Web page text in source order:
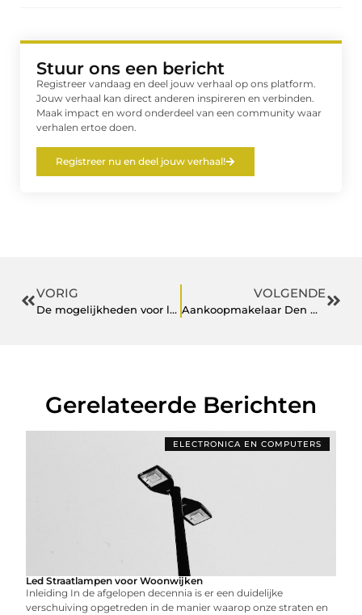
Stuur ons een bericht
Registreer vandaag en deel jouw verhaal op ons platform.
Jouw verhaal kan direct anderen inspireren en verbinden.
Maak impact en word onderdeel van een community waar
verhalen ertoe doen.
Registreer nu en deel jouw verhaal!
VORIG
De mogelijkheden voor lunch op kantoor
VOLGENDE
Aankoopmakelaar Den Haag
Gerelateerde Berichten
ELECTRONICA EN COMPUTERS
Led Straatlampen voor Woonwijken
Inleiding In de afgelopen decennia is er een duidelijke
verschuiving opgetreden in de manier waarop onze straten en